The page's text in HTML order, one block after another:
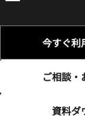
今すぐ利
ご相談・
資料ダ